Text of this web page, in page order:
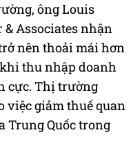
ông Louis
Associates nhận
nên thoải mái hơn
thu nhập doanh
cực. Thị trường
giảm thuế quan
Trung Quốc trong